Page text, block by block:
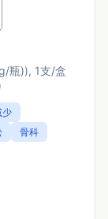
瓶)), 1支/盒
少
骨科